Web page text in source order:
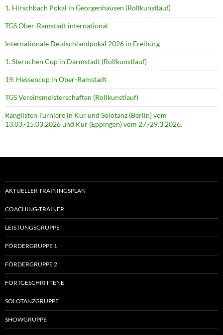
1. Hirschbach Pokal in Georgenhausen (Rollkunstlauf)
TGS Ober-Ramstadt international
Internationale Deutschlandpokal 2026 in Freiburg
1. Sternchen Cup in Darmstadt (Rollkunstlauf)
19. Hessencup in Ober-Ramstadt
TGS Vereinsmeisterschaften (Rollkunstlauf)
Ranglisten Turniere in Kür und Solotanz (Berlin) vom
13.03.-15.03.2026 und Kür (Eppingen) vom 27.-29.3.2026.
AKTUELLER TRAININGSPLAN
COACHING-TRAINER
LEISTUNGSGRUPPE
FÖRDERGRUPPE 1
FÖRDERGRUPPE 2
FORTGESCHRITTENE
SOLOTANZGRUPPE
SHOWGRUPPE